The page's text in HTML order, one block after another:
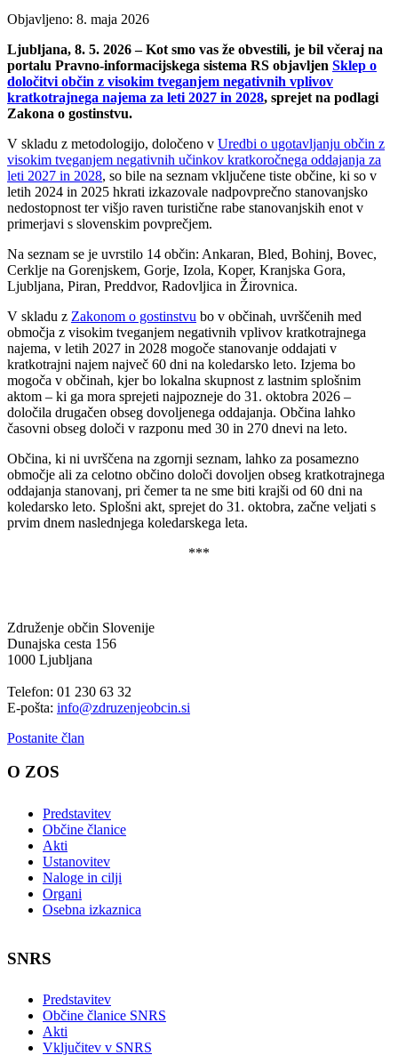
Objavljeno: 8. maja 2026
Ljubljana, 8. 5. 2026 – Kot smo vas že obvestili, je bil včeraj na
portalu Pravno‑informacijskega sistema RS objavljen Sklep o
določitvi občin z visokim tveganjem negativnih vplivov
kratkotrajnega najema za leti 2027 in 2028, sprejet na podlagi
Zakona o gostinstvu.
V skladu z metodologijo, določeno v Uredbi o ugotavljanju občin z
visokim tveganjem negativnih učinkov kratkoročnega oddajanja za
leti 2027 in 2028, so bile na seznam vključene tiste občine, ki so v
letih 2024 in 2025 hkrati izkazovale nadpovprečno stanovanjsko
nedostopnost ter višjo raven turistične rabe stanovanjskih enot v
primerjavi s slovenskim povprečjem.
Na seznam se je uvrstilo 14 občin: Ankaran, Bled, Bohinj, Bovec,
Cerklje na Gorenjskem, Gorje, Izola, Koper, Kranjska Gora,
Ljubljana, Piran, Preddvor, Radovljica in Žirovnica.
V skladu z Zakonom o gostinstvu bo v občinah, uvrščenih med
območja z visokim tveganjem negativnih vplivov kratkotrajnega
najema, v letih 2027 in 2028 mogoče stanovanje oddajati v
kratkotrajni najem največ 60 dni na koledarsko leto. Izjema bo
mogoča v občinah, kjer bo lokalna skupnost z lastnim splošnim
aktom – ki ga mora sprejeti najpozneje do 31. oktobra 2026 –
določila drugačen obseg dovoljenega oddajanja. Občina lahko
časovni obseg določi v razponu med 30 in 270 dnevi na leto.
Občina, ki ni uvrščena na zgornji seznam, lahko za posamezno
območje ali za celotno občino določi dovoljen obseg kratkotrajnega
oddajanja stanovanj, pri čemer ta ne sme biti krajši od 60 dni na
koledarsko leto. Splošni akt, sprejet do 31. oktobra, začne veljati s
prvim dnem naslednjega koledarskega leta.
***
Združenje občin Slovenije
Dunajska cesta 156
1000 Ljubljana
Telefon: 01 230 63 32
E-pošta: info@zdruzenjeobcin.si
Postanite član
O ZOS
Predstavitev
Občine članice
Akti
Ustanovitev
Naloge in cilji
Organi
Osebna izkaznica
SNRS
Predstavitev
Občine članice SNRS
Akti
Vključitev v SNRS